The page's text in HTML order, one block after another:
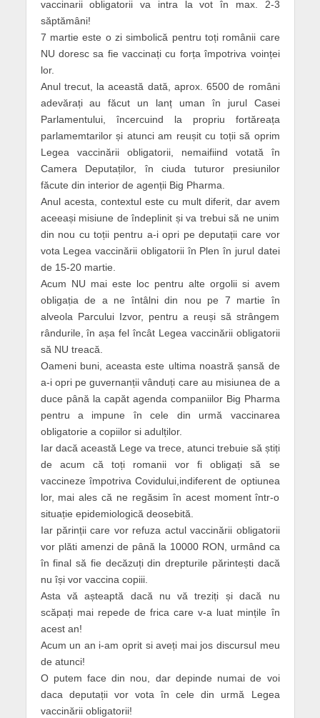
vaccinarii obligatorii va intra la vot în max. 2-3
săptămâni!
7 martie este o zi simbolică pentru toți românii care
NU doresc sa fie vaccinați cu forța împotriva voinței
lor.
Anul trecut, la această dată, aprox. 6500 de români
adevărați au făcut un lanț uman în jurul Casei
Parlamentului, încercuind la propriu fortăreața
parlamemtarilor și atunci am reușit cu toții să oprim
Legea vaccinării obligatorii, nemaifiind votată în
Camera Deputaților, în ciuda tuturor presiunilor
făcute din interior de agenții Big Pharma.
Anul acesta, contextul este cu mult diferit, dar avem
aceeași misiune de îndeplinit și va trebui să ne unim
din nou cu toții pentru a-i opri pe deputații care vor
vota Legea vaccinării obligatorii în Plen în jurul datei
de 15-20 martie.
Acum NU mai este loc pentru alte orgolii si avem
obligația de a ne întâlni din nou pe 7 martie în
alveola Parcului Izvor, pentru a reuși să strângem
rândurile, în așa fel încât Legea vaccinării obligatorii
să NU treacă.
Oameni buni, aceasta este ultima noastră șansă de
a-i opri pe guvernanții vânduți care au misiunea de a
duce până la capăt agenda companiilor Big Pharma
pentru a impune în cele din urmă vaccinarea
obligatorie a copiilor si adulților.
Iar dacă această Lege va trece, atunci trebuie să știți
de acum că toți romanii vor fi obligați să se
vaccineze împotriva Covidului,indiferent de optiunea
lor, mai ales că ne regăsim în acest moment într-o
situație epidemiologică deosebită.
Iar părinții care vor refuza actul vaccinării obligatorii
vor plăti amenzi de până la 10000 RON, urmând ca
în final să fie decăzuți din drepturile părintești dacă
nu își vor vaccina copiii.
Asta vă așteaptă dacă nu vă treziți și dacă nu
scăpați mai repede de frica care v-a luat mințile în
acest an!
Acum un an i-am oprit si aveți mai jos discursul meu
de atunci!
O putem face din nou, dar depinde numai de voi
daca deputații vor vota în cele din urmă Legea
vaccinării obligatorii!